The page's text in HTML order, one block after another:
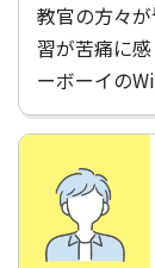
教官の方々
習が苦痛に
ーボーイの